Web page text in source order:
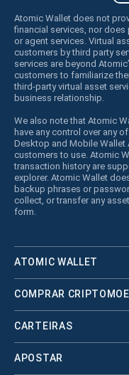
Atomic Wallet does not
financial services, nor
or agent services. Virtual
customers by third party
services are beyond
customers to familiarize
third-party virtual asset
business relationship.
We also note that Atomic
have any control over any
Desktop and Mobile Wallet
customers to use. Atomic
transaction history are
explorer. Atomic Wallet
backup phrases or
collect, or transfer any
form.
ATOMIC WALLET
COMPRAR
CARTEIRAS
APOSTAR